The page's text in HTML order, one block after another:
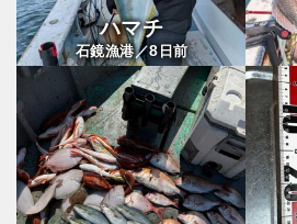
ハマチ
石鏡漁港／8 日前